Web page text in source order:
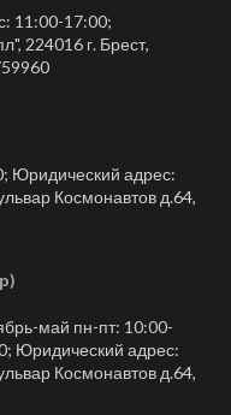
11:00-17:00;
224016 г. Брест,
Юридический адрес:
Космонавтов д.64,
май пн-пт: 10:00-
Юридический адрес:
Космонавтов д.64,